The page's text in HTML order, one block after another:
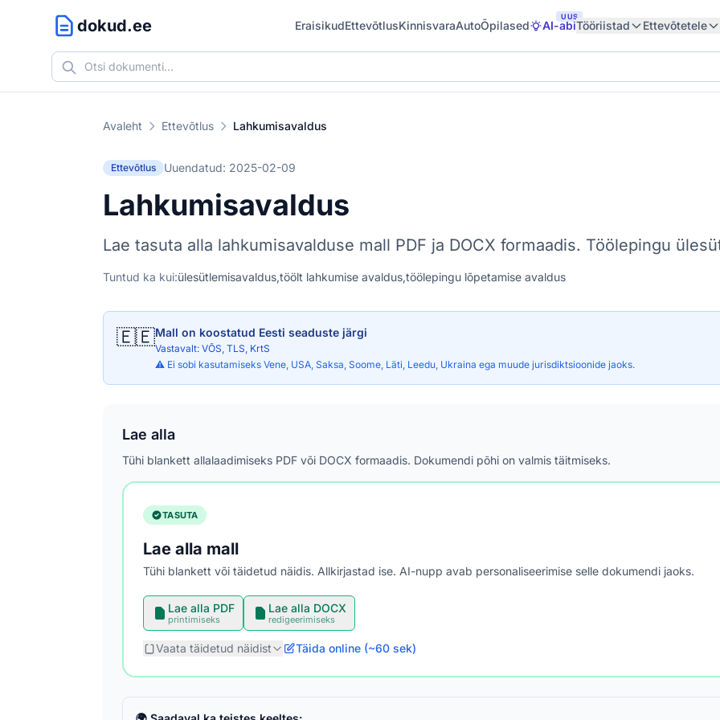
dokud.ee EraisikudEttevõtlusKinnisvaraAutoÕpilased
UUS
AI-abiTööriistad Ettevõtetele
Avaleht Ettevõtlus Lahkumisavaldus
Ettevõtlus Uuendatud: 2025-02-09
Lahkumisavaldus
Lae tasuta alla lahkumisavalduse mall PDF ja DOCX formaadis. Töölepingu
Tuntud ka kui:ülesütlemisavaldus,töölt lahkumise avaldus,töölepingu lõpetamise avaldus
🇪🇪Mall on koostatud Eesti seaduste järgi
Vastavalt: VÕS, TLS, KrtS
⚠️ Ei sobi kasutamiseks Vene, USA, Saksa, Soome, Läti, Leedu, Ukraina ega muude jurisdiktsioonide jaoks.
Lae alla
Tühi blankett allalaadimiseks PDF või DOCX formaadis. Dokumendi põhi on valmis täitmiseks.
TASUTA
Lae alla mall
Tühi blankett või täidetud näidis. Allkirjastad ise. AI-nupp avab personaliseerimise selle dokumendi jaoks.
Lae alla PDF
printimiseks
Lae alla DOCX
redigeerimiseks
Vaata täidetud näidist Täida online (~60 sek)